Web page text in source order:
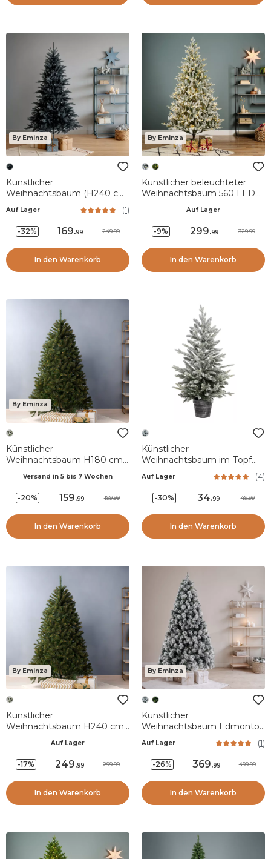
By Eminza
Künstlicher
Weihnachtsbaum (H240 cm)
Auf Lager (1)
-32% 169.99 249.99
In den Warenkorb
By Eminza
Künstlicher beleuchteter
Weihnachtsbaum 560 LED
Schneebedeckt Grün
Auf Lager
-9% 299.99 329.99
In den Warenkorb
By Eminza
Künstlicher
Weihnachtsbaum H180 cm
FinishVersand in 5 bis 7 Wochen
-20% 159.99 199.99
In den Warenkorb
Künstlicher
Weihnachtsbaum im Topf
verschneit
Auf Lager (4)
-30% 34.99 49.99
In den Warenkorb
By Eminza
Künstlicher
Weihnachtsbaum H240 cm
Auf Lager
-17% 249.99 299.99
In den Warenkorb
By Eminza
Künstlicher
Weihnachtsbaum Edmonton
Auf Lager (1)
-26% 369.99 499.99
In den Warenkorb